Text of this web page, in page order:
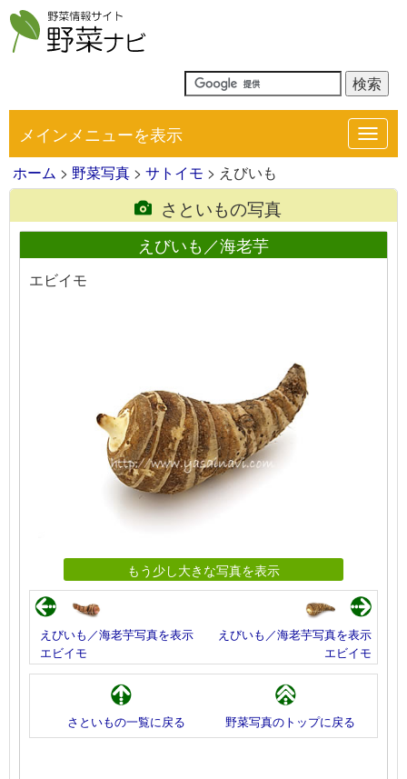
メインメニューを表示
ホーム > 野菜写真 > サトイモ > えびいも
さといもの写真
えびいも／海老芋
エビイモ
もう少し大きな写真を表示
えびいも／海老芋写真を表示
エビイモ
えびいも／海老芋写真を表示
エビイモ
さといもの一覧に戻る 野菜写真のトップに戻る